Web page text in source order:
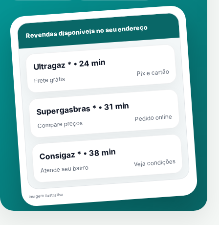
Revendas disponíveis no seu endereço
Ultragaz * • 24 min
Frete grátis
Pix e cartão
Supergasbras * • 31 min
Compare preços
Pedido online
Consigaz * • 38 min
Atende seu bairro
Veja condições
Imagem ilustrativa